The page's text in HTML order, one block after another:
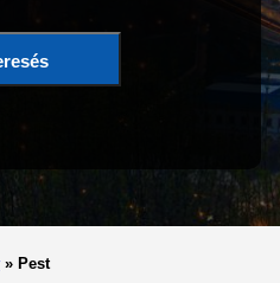
» Pest